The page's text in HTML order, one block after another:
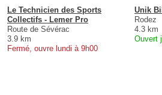
Le Technicien des Sports
Collectifs - Lemer Pro
Route de Sévérac
3.9 km
Fermé, ouvre lundi à 9h00
Unik
Rodez
4.3 km
Ouvert